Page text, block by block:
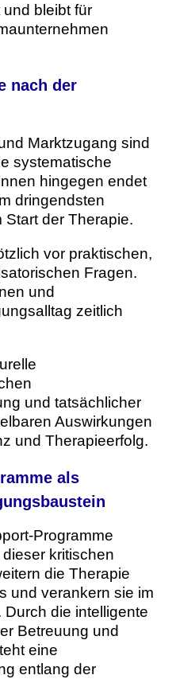
bleibt für
nach der
Marktzugang sind
systematische
hingegen endet
dringendsten
Start der Therapie.
vor praktischen,
Fragen.
und
zeitlich
und tatsächlicher
Auswirkungen
und Therapieerfolg.
als
Programme
kritischen
die Therapie
und verankern sie im
die intelligente
Betreuung und
eine
entlang der